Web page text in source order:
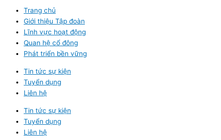
Trang chủ
Giới thiệu Tập đoàn
Lĩnh vực hoạt động
Quan hệ cổ đông
Phát triển bền vững
Tin tức sự kiện
Tuyển dụng
Liên hệ
Tin tức sự kiện
Tuyển dụng
Liên hệ